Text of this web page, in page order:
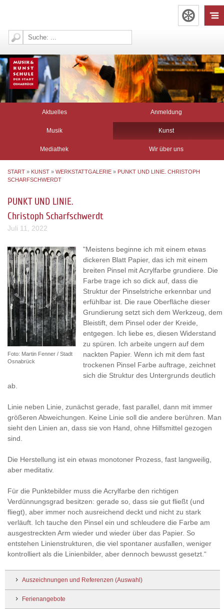
Aktuelles Anmeldung
Musik Kunst
Mediathek Wir über uns
START » KUNST » WERKSTATTGALERIE » PUNKT UND LINIE. CHRISTOPH
SCHARFSCHWERDT
PUNKT UND LINIE.
Christoph Scharfschwerdt
Juli 11, 2022
Foto: Martin Fenner / Stadt
Osnabrück
"Meistens beginne ich mit einem etwas
dickeren Blatt Papier, das ich mit einem
breiten Pinsel mit Acrylfarbe grundiere. Die
Farbe trage ich so dick auf, dass die
Struktur der Pinselstriche erkennbar und
erfühlbar ist. Die raue Oberfläche dieser
Grundierung setzt sich dem Werkzeug, dem
Bleistift, dem Pinsel oder der Kreide,
entgegen. Ich liebe es, diesen Widerstand
zu spüren. Ich arbeite ungern auf dem
nackten Papier. Wenn ich mit dem fast
trockenen Pinsel Farbe auftrage, zeichnet
sich die Struktur des Untergrunds deutlich
ab.
Linie neben Linie, zunächst gerade, fast parallel, dann mit immer
größeren Abweichungen. Keine Linie soll die andere berühren. Man
sieht den Linien an, dass sie von Hand, ohne Hilfsmittel gezogen
sind.
Die Herstellung ist ein etwas monotoner Prozess, fast langweilig,
aber meditativ.
Für die Punktebilder muss die Acrylfarbe den richtigen
Verdünnungsgrad besitzen: gerade so, dass sie gut fließt (und
fliegt), aber immer noch ausreichend deckt und nicht zu stark
verläuft. Ich tauche den Pinsel ein und schleudere die Farbe am
ausgestreckten Arm wieder und wieder über das Papier. So
entstehen Linienstrukturen, die viel spontaner ausfallen, weniger
kontrolliert als die Linienbilder, aber dennoch bewusst gesetzt.“
Auszeichnungen und Referenzen (Auswahl)
Ferienangebote